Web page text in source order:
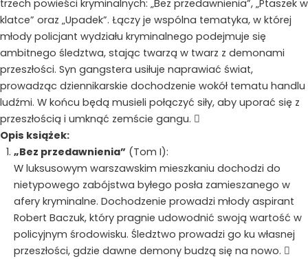
trzech powieści kryminalnych: „Bez przedawnienia”, „Ptaszek w
klatce” oraz „Upadek”. Łączy je wspólna tematyka, w której
młody policjant wydziału kryminalnego podejmuje się
ambitnego śledztwa, stając twarzą w twarz z demonami
przeszłości. Syn gangstera usiłuje naprawiać świat,
prowadząc dziennikarskie dochodzenie wokół tematu handlu
ludźmi. W końcu będą musieli połączyć siły, aby uporać się z
przeszłością i umknąć zemście gangu. 
Opis książek:
„Bez przedawnienia” (Tom I):
W luksusowym warszawskim mieszkaniu dochodzi do
nietypowego zabójstwa byłego posła zamieszanego w
afery kryminalne. Dochodzenie prowadzi młody aspirant
Robert Baczuk, który pragnie udowodnić swoją wartość w
policyjnym środowisku. Śledztwo prowadzi go ku własnej
przeszłości, gdzie dawne demony budzą się na nowo. 